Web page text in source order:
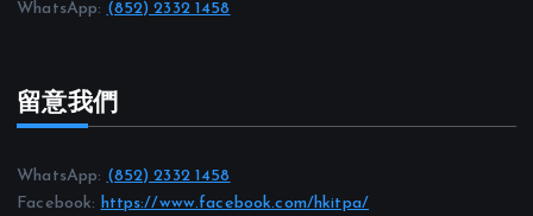
WhatsApp: (852) 2332 1458
留意我們
WhatsApp: (852) 2332 1458
Facebook: https://www.facebook.com/hkitpa/